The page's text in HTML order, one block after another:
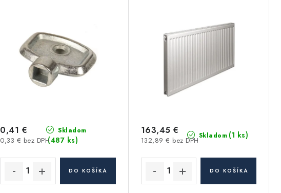
i
e
p
d
u
k
Skladom
(487 ks)
0,33 € bez DPH
0,41 €
DO KOŠÍKA
Skladom (1 ks)
132,89 € bez DPH
163,45 €
DO KOŠÍKA